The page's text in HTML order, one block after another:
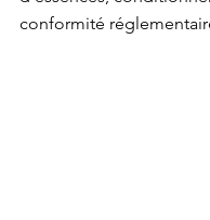
conformité